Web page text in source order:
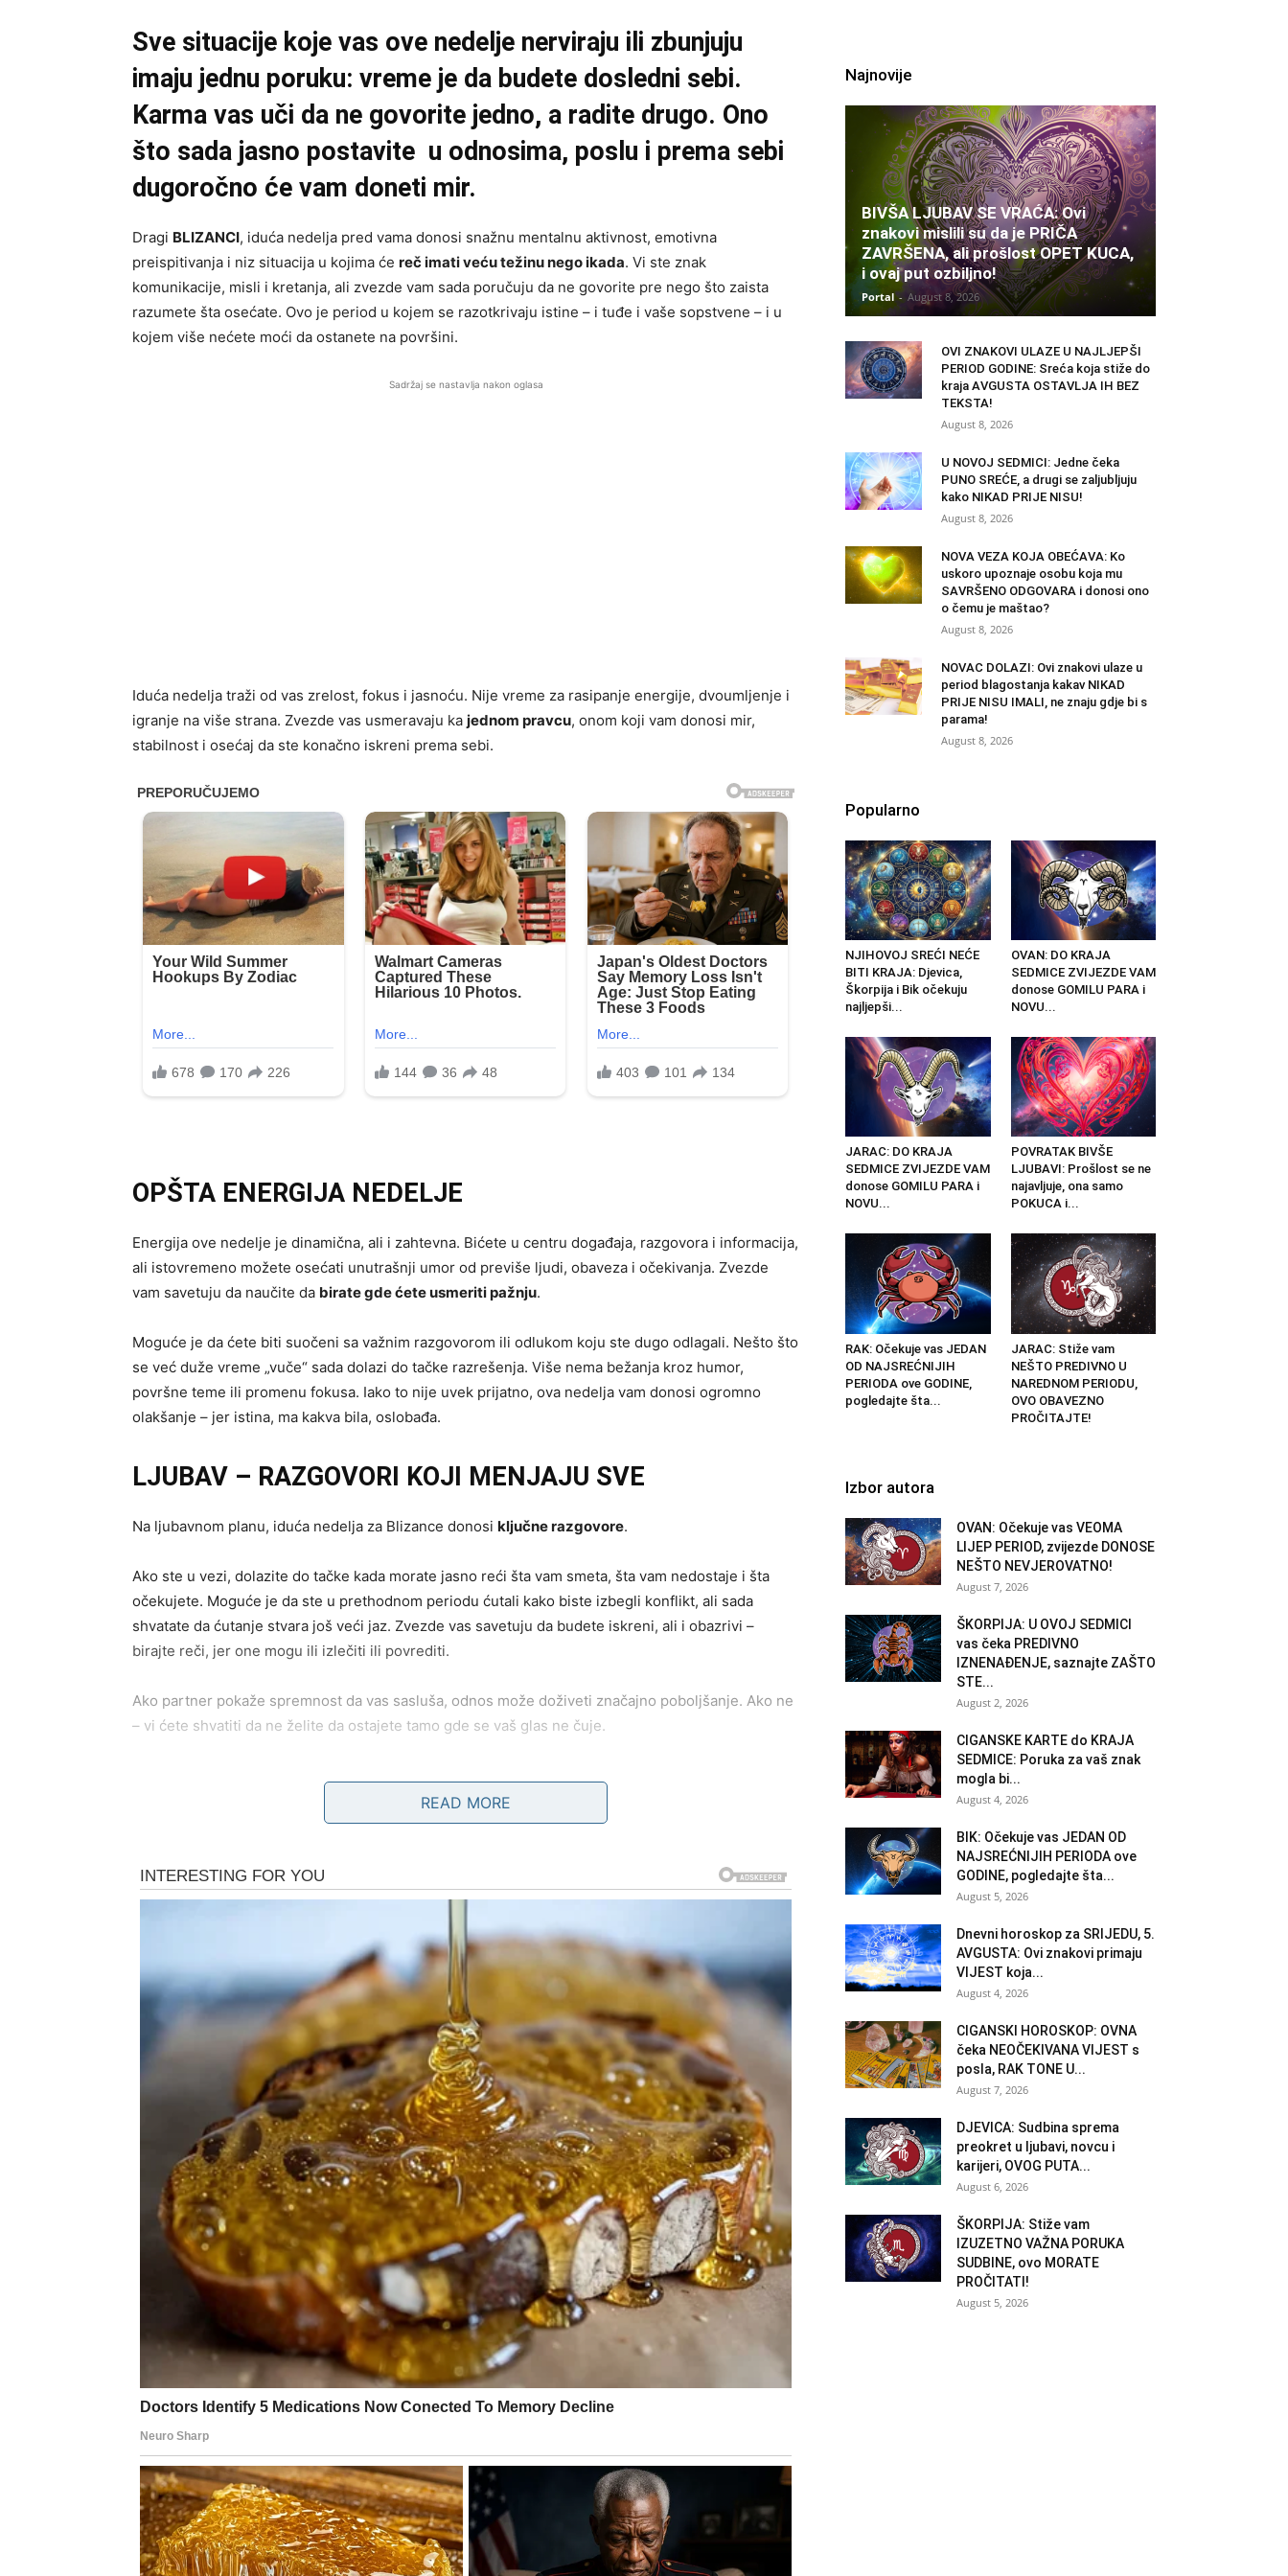
Sve situacije koje vas ove nedelje nerviraju ili zbunjuju
imaju jednu poruku: vreme je da budete dosledni sebi.
Karma vas uči da ne govorite jedno, a radite drugo. Ono
što sada jasno postavite u odnosima, poslu i prema sebi
dugoročno će vam doneti mir.
Dragi BLIZANCI, iduća nedelja pred vama donosi snažnu mentalnu aktivnost, emotivna
preispitivanja i niz situacija u kojima će reč imati veću težinu nego ikada. Vi ste znak
komunikacije, misli i kretanja, ali zvezde vam sada poručuju da ne govorite pre nego što zaista
razumete šta osećate. Ovo je period u kojem se razotkrivaju istine – i tuđe i vaše sopstvene – i u
kojem više nećete moći da ostanete na površini.
Sadržaj se nastavlja nakon oglasa
Iduća nedelja traži od vas zrelost, fokus i jasnoću. Nije vreme za rasipanje energije, dvoumljenje i
igranje na više strana. Zvezde vas usmeravaju ka jednom pravcu, onom koji vam donosi mir,
stabilnost i osećaj da ste konačno iskreni prema sebi.
OPŠTA ENERGIJA NEDELJE
Energija ove nedelje je dinamična, ali i zahtevna. Bićete u centru događaja, razgovora i informacija,
ali istovremeno možete osećati unutrašnji umor od previše ljudi, obaveza i očekivanja. Zvezde
vam savetuju da naučite da birate gde ćete usmeriti pažnju.
Moguće je da ćete biti suočeni sa važnim razgovorom ili odlukom koju ste dugo odlagali. Nešto što
se već duže vreme „vuče“ sada dolazi do tačke razrešenja. Više nema bežanja kroz humor,
površne teme ili promenu fokusa. Iako to nije uvek prijatno, ova nedelja vam donosi ogromno
olakšanje – jer istina, ma kakva bila, oslobađa.
LJUBAV – RAZGOVORI KOJI MENJAJU SVE
Na ljubavnom planu, iduća nedelja za Blizance donosi ključne razgovore.
Ako ste u vezi, dolazite do tačke kada morate jasno reći šta vam smeta, šta vam nedostaje i šta
očekujete. Moguće je da ste u prethodnom periodu ćutali kako biste izbegli konflikt, ali sada
shvatate da ćutanje stvara još veći jaz. Zvezde vas savetuju da budete iskreni, ali i obazrivi –
birajte reči, jer one mogu ili izlečiti ili povrediti.
Ako partner pokaže spremnost da vas sasluša, odnos može doživeti značajno poboljšanje. Ako ne
– vi ćete shvatiti da ne želite da ostajete tamo gde se vaš glas ne čuje.
poznanstvo koje počinje kroz razgovor, ali vrlo brzo prerasta u nešto dublje. Ipak, zvezde vas
upozoravaju da ne idealizujete prebrzo – pustite da vreme pokaže ko je ko.
Savet zvezda u ljubavi:Govorite istinu, ali slušajte još pažljivije.
POSAO I KARIJERA – ODLUKE KOJE USMERAVAJU
BUDUĆNOST
Na poslovnom planu, iduća nedelja donosivažne informacije i odluke. Možda se radi o ponudi,
razgovoru sa nadređenima, promeni plana ili shvatanju da je vreme da prestanete da radite nešto
što vas mentalno iscrpljuje.
Vi ste puni ideja, ali zvezde vam savetuju da se ne rasipate. Fokusirajte se na jednu ili dve
najvažnije stvari. Ova nedelja nije za započinjanje deset novih projekata, već zajasno
usmeravanje energije.
Moguće je da vam se otvori prilika kroz kontakt, preporuku ili razgovor koji se u prvi mah čini
neobaveznim. Obratite pažnju – upravo tu se krije nešto važno za vašu budućnost.
NOVAC – PAMETNO RUKOVANJE I REALNA PROCENA
Finansije ove nedelje zahtevaju racionalnost. Zvezde vas savetuju da ne donosite impulsivne
odluke, posebno one motivisane trenutnim raspoloženjem. Ako planirate veće troškove, sačekajte
malo – dobićete jasniju sliku.
Moguće je da ćete shvatiti gde vam novac „curi“ bez pravog razloga. Ovo je idealna nedelja za
reorganizaciju budžeta i planiranje. Takođe, može se pojaviti ideja za dodatni prihod, ali zahteva
strpljenje i posvećenost.
Savet:Ne trošite energiju (ni novac) na ono što vam ne donosi vrednost.
READ MORE
Najnovije
BIVŠA LJUBAV SE VRAĆA: Ovi
znakovi mislili su da je PRIČA
ZAVRŠENA, ali prošlost OPET KUCA,
i ovaj put ozbiljno!
Portal - August 8, 2026
OVI ZNAKOVI ULAZE U NAJLJEPŠI
PERIOD GODINE: Sreća koja stiže do
kraja AVGUSTA OSTAVLJA IH BEZ
TEKSTA!
August 8, 2026
U NOVOJ SEDMICI: Jedne čeka
PUNO SREĆE, a drugi se zaljubljuju
kako NIKAD PRIJE NISU!
August 8, 2026
NOVA VEZA KOJA OBEĆAVA: Ko
uskoro upoznaje osobu koja mu
SAVRŠENO ODGOVARA i donosi ono
o čemu je maštao?
August 8, 2026
NOVAC DOLAZI: Ovi znakovi ulaze u
period blagostanja kakav NIKAD
PRIJE NISU IMALI, ne znaju gdje bi s
parama!
August 8, 2026
Popularno
NJIHOVOJ SREĆI NEĆE
BITI KRAJA: Djevica,
Škorpija i Bik očekuju
najljepši...
OVAN: DO KRAJA
SEDMICE ZVIJEZDE VAM
donose GOMILU PARA i
NOVU...
JARAC: DO KRAJA
SEDMICE ZVIJEZDE VAM
donose GOMILU PARA i
NOVU...
POVRATAK BIVŠE
LJUBAVI: Prošlost se ne
najavljuje, ona samo
POKUCA i...
RAK: Očekuje vas JEDAN
OD NAJSREĆNIJIH
PERIODA ove GODINE,
pogledajte šta...
JARAC: Stiže vam
NEŠTO PREDIVNO U
NAREDNOM PERIODU,
OVO OBAVEZNO
PROČITAJTE!
Izbor autora
OVAN: Očekuje vas VEOMA
LIJEP PERIOD, zvijezde DONOSE
NEŠTO NEVJEROVATNO!
August 7, 2026
ŠKORPIJA: U OVOJ SEDMICI
vas čeka PREDIVNO
IZNENAĐENJE, saznajte ZAŠTO
STE...
August 2, 2026
CIGANSKE KARTE do KRAJA
SEDMICE: Poruka za vaš znak
mogla bi...
August 4, 2026
BIK: Očekuje vas JEDAN OD
NAJSREĆNIJIH PERIODA ove
GODINE, pogledajte šta...
August 5, 2026
Dnevni horoskop za SRIJEDU, 5.
AVGUSTA: Ovi znakovi primaju
VIJEST koja...
August 4, 2026
CIGANSKI HOROSKOP: OVNA
čeka NEOČEKIVANA VIJEST s
posla, RAK TONE U...
August 7, 2026
DJEVICA: Sudbina sprema
preokret u ljubavi, novcu i
karijeri, OVOG PUTA...
August 6, 2026
ŠKORPIJA: Stiže vam
IZUZETNO VAŽNA PORUKA
SUDBINE, ovo MORATE
PROČITATI!
August 5, 2026